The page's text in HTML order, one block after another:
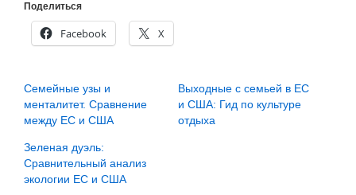
Поделиться
Facebook X
Семейные узы и
менталитет. Сравнение
между ЕС и США
Выходные с семьей в ЕС
и США: Гид по культуре
отдыха
Зеленая дуэль:
Сравнительный анализ
экологии ЕС и США